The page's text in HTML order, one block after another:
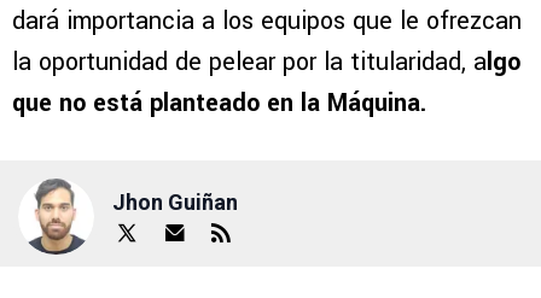
dará importancia a los equipos que le ofrezcan
la oportunidad de pelear por la titularidad, algo
que no está planteado en la Máquina.
Jhon Guiñan